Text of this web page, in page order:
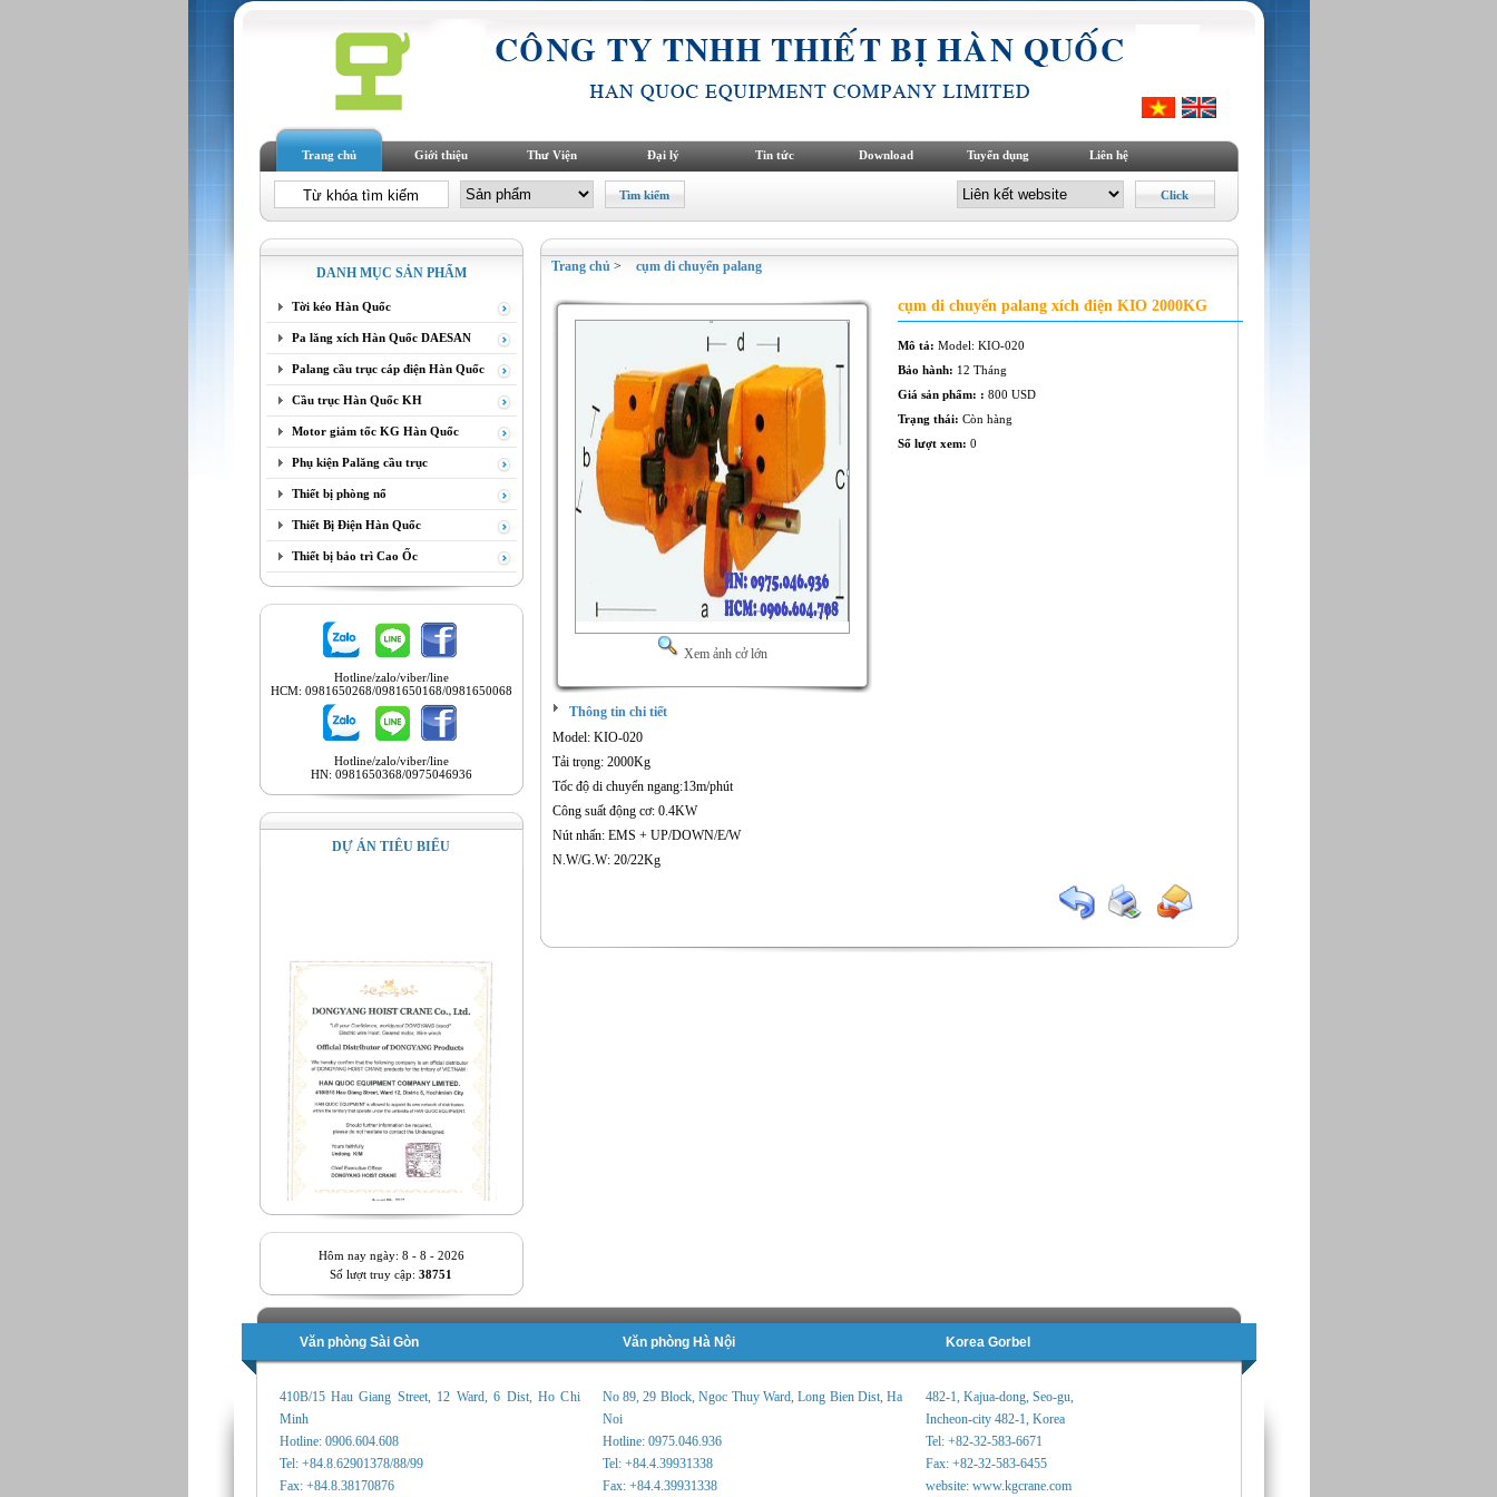
Trang chủ Giới thiệu Thư Viện Đại lý Tin tức Download Tuyển dụng Liên hệ
DANH MỤC SẢN PHẨM
Tời kéo Hàn Quốc
Pa lăng xích Hàn Quốc DAESAN
Palang cầu trục cáp điện Hàn Quốc
Cầu trục Hàn Quốc KH
Motor giảm tốc KG Hàn Quốc
Phụ kiện Palăng cầu trục
Thiết bị phòng nổ
Thiết Bị Điện Hàn Quốc
Thiết bị bảo trì Cao Ốc
Hotline/zalo/viber/line
HCM: 0981650268/0981650168/0981650068
Hotline/zalo/viber/line
HN: 0981650368/0975046936
DỰ ÁN TIÊU BIỂU
Hôm nay ngày: 8 - 8 - 2026
Số lượt truy cập: 38751
Trang chủ> cụm di chuyển palang
Xem ảnh cở lớn
cụm di chuyển palang xích điện KIO 2000KG
Mô tả: Model: KIO-020
Bảo hành: 12 Tháng
Giá sản phẩm: : 800 USD
Trạng thái: Còn hàng
Số lượt xem: 0
Thông tin chi tiết
Model: KIO-020
Tải trọng: 2000Kg
Tốc độ di chuyển ngang:13m/phút
Công suất động cơ: 0.4KW
Nút nhấn: EMS + UP/DOWN/E/W
N.W/G.W: 20/22Kg
Văn phòng Sài Gòn Văn phòng Hà Nội Korea Gorbel
410B/15 Hau Giang Street, 12 Ward, 6 Dist, Ho Chi
Minh
Hotline: 0906.604.608
Tel: +84.8.62901378/88/99
Fax: +84.8.38170876
No 89, 29 Block, Ngoc Thuy Ward, Long Bien Dist, Ha
Noi
Hotline: 0975.046.936
Tel: +84.4.39931338
Fax: +84.4.39931338
482-1, Kajua-dong, Seo-gu,
Incheon-city 482-1, Korea
Tel: +82-32-583-6671
Fax: +82-32-583-6455
website: www.kgcrane.com